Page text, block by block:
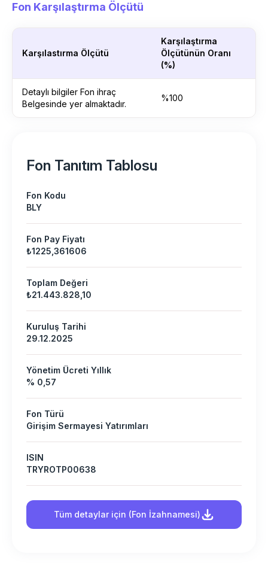
Fon Karşılaştırma Ölçütü
Karşılastırma Ölçütü
Karşılaştırma
Ölçütünün Oranı
(%)
Detaylı bilgiler Fon ihraç
Belgesinde yer almaktadır.
%100
Fon Tanıtım Tablosu
Fon Kodu
BLY
Fon Pay Fiyatı
₺1225,361606
Toplam Değeri
₺21.443.828,10
Kuruluş Tarihi
29.12.2025
Yönetim Ücreti Yıllık
% 0,57
Fon Türü
Girişim Sermayesi Yatırımları
ISIN
TRYROTP00638
Tüm detaylar için (Fon İzahnamesi)